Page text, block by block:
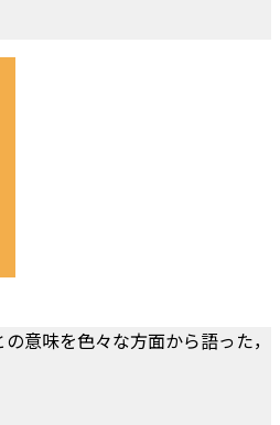
意味を色々な方面から語った，